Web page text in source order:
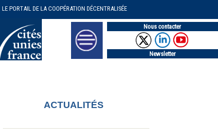
LE PORTAIL DE LA COOPÉRATION DÉCENTRALISÉE
Nous contacter
Newsletter
ACTUALITÉS